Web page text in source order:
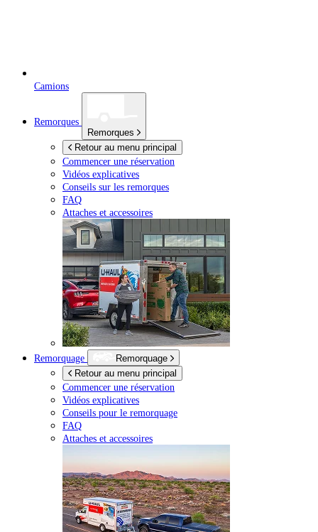
Camions
Remorques
Remorques
Retour au menu principal
Commencer une réservation
Vidéos explicatives
Conseils sur les remorques
FAQ
Attaches et accessoires
Remorquage
Remorquage
Retour au menu principal
Commencer une réservation
Vidéos explicatives
Conseils pour le remorquage
FAQ
Attaches et accessoires